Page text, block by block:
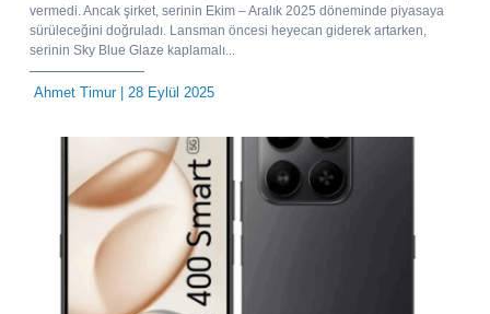
vermedi. Ancak şirket, serinin Ekim – Aralık 2025 döneminde piyasaya
sürüleceğini doğruladı. Lansman öncesi heyecan giderek artarken,
serinin Sky Blue Glaze kaplamalı...
Ahmet Timur| 28 Eylül 2025